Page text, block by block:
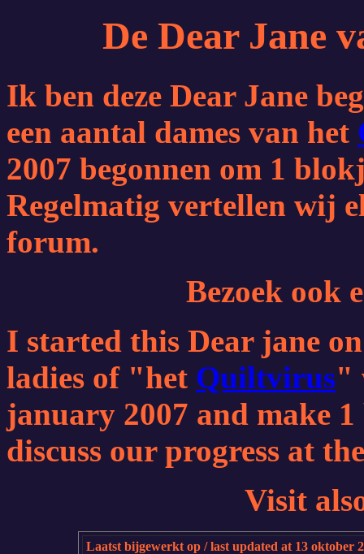
De Dear Jane
Ik ben deze Dear Jane
een aantal dames van het
2007 begonnen om 1
Regelmatig vertellen wij
forum.
Bezoek ook
I started this Dear jane
ladies of "het Quiltvirus"
january 2007 and make
discuss our progress at
Visit
Laatst bijgewerkt op / last updated at 13 oktober